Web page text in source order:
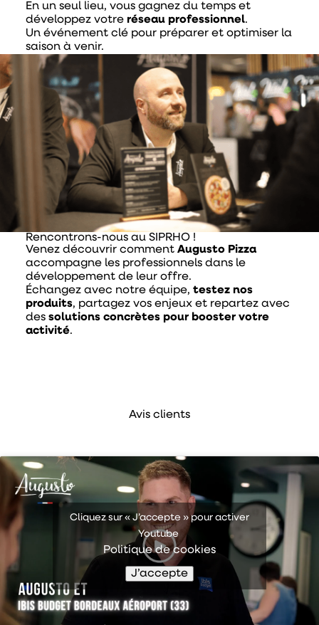
En un seul lieu, vous gagnez du temps et
développez votre réseau professionnel.
Un événement clé pour préparer et optimiser la
saison à venir.
Rencontrons-nous au SIPRHO !
Venez découvrir comment Augusto Pizza
accompagne les professionnels dans le
développement de leur offre.
Échangez avec notre équipe, testez nos
produits, partagez vos enjeux et repartez avec
des solutions concrètes pour booster votre
activité.
Avis clients
Cliquez sur « J’accepte » pour activer
Youtube
Politique de cookies
J’accepte